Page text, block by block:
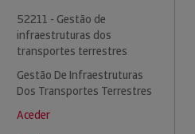
52211 - Gestão de
infraestruturas dos
transportes terrestres
Gestão De Infraestruturas
Dos Transportes Terrestres
Aceder